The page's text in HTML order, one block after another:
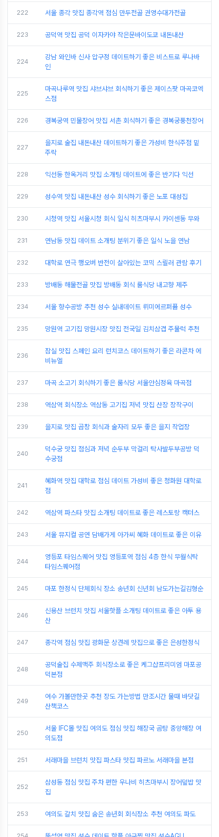
222 서울 종각 맛집 종각역 점심 만두전골 권영수대가전골
223 공덕역 맛집 공덕 이자카야 작은문바이도쿄 내돈내산
224
강남 와인바 신사 압구정 데이트하기 좋은 비스트로 루나바
인
225
마곡나루역 맛집 샤브샤브 회식하기 좋은 제이스팟 마곡코엑
스점
226 경복궁역 민물장어 맛집 서촌 회식하기 좋은 경복궁풍천장어
227
을지로 술집 내돈내산 데이트하기 좋은 가성비 한식주점 밑
주락
228 익선동 한옥거리 맛집 소개팅 데이트에 좋은 반기다 익선
229 성수역 맛집 내돈내산 성수 회식하기 좋은 노포 대성집
230 시청역 맛집 서울시청 회식 일식 히츠마부시 카이센동 무와
231 연남동 맛집 데이트 소개팅 분위기 좋은 일식 노을 연남
232 대학로 연극 행오버 반전이 살아있는 코믹 스릴러 관람 후기
233 방배동 해물전골 맛집 방배동 회식 룸식당 내고향 제주
234 서울 향수공방 추천 성수 실내데이트 뤼미에르퍼퓸 성수
235 망원역 고기집 망원시장 맛집 전국일 김치삼겹 주물럭 추천
236
잠실 맛집 스페인 요리 런치코스 데이트하기 좋은 라콘차 에
비뉴엘
237 마곡 소고기 회식하기 좋은 룸식당 서울안심정육 마곡점
238 역삼역 회식장소 역삼동 고기집 저녁 맛집 산장 장작구이
239 을지로 맛집 곱창 회식과 술자리 모두 좋은 을지 작업장
240
덕수궁 맛집 점심과 저녁 순두부 막걸리 탁사발두부공방 덕
수궁점
241
혜화역 맛집 대학로 점심 데이트 가성비 좋은 청화원 대학로
점
242 역삼역 파스타 맛집 소개팅 데이트로 좋은 레스토랑 캑터스
243 서울 뮤지컬 공연 담배가게 아가씨 혜화 데이트로 좋은 이유
244
영등포 타임스퀘어 맛집 영등포역 점심 4층 한식 무월식탁
타임스퀘어점
245 마포 한정식 단체회식 장소 송년회 신년회 남도가는길김형순
246
신용산 브런치 맛집 서울핫플 소개팅 데이트로 좋은 아투 용
산
247 종각역 점심 맛집 광화문 상견례 맛집으로 좋은 은성한정식
248
공덕술집 수제맥주 회식장소로 좋은 케그샵프리미엄 마포공
덕본점
249
여수 가볼만한곳 추천 장도 가는방법 만조시간 물때 바닷길
산책코스
250
서울 IFC몰 맛집 여의도 점심 맛집 해장국 곰탕 중앙해장 여
의도점
251 서래마을 브런치 맛집 파스타 맛집 파르노 서래마을 본점
252
삼성동 점심 맛집 주차 편한 우나비 히츠마부시 장어덮밥 맛
집
253 여의도 갈치 맛집 숨은 송년회 회식장소 추천 여의도 파도